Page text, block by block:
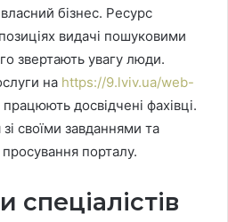
бізнес. Ресурс
видачі пошуковими
звертають увагу люди.
на https://9.lviv.ua/web-
досвідчені фахівці.
своїми завданнями та
порталу.
спеціалістів